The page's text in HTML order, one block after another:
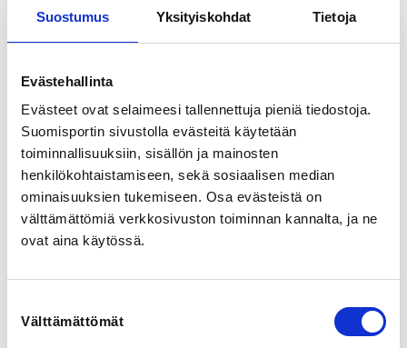
Suostumus Yksityiskohdat Tietoja
Evästehallinta
Evästeet ovat selaimeesi tallennettuja pieniä tiedostoja.
Suomisportin sivustolla evästeitä käytetään
toiminnallisuuksiin, sisällön ja mainosten
henkilökohtaistamiseen, sekä sosiaalisen median
ominaisuuksien tukemiseen. Osa evästeistä on
välttämättömiä verkkosivuston toiminnan kannalta, ja ne
ovat aina käytössä.
valinta
Välttämättömät
Verksamheten innehåller roliga, utmanande och
progressiva övningar, både i vatten och på land.
Mål: simma 10 m crawl & rygg; lära sej flyta & glida
fram.
På höstterminen är vattennivån låg och höjs under
vårterminen.
Tränar en dag per vecka i terapibassängen tisdag
kl.18.00-18.45.
Fr 13.6.2025 at 08:00 - Th 21.8.2025 at 00:00